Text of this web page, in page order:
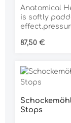
Anatomical
is softly
Regulärer
87,50 €
Stops